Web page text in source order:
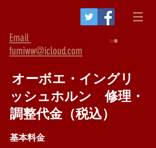
Email
fumiww@icloud.com
オーボエ・イングリ
ッシュホルン 修理・
調整代金（税込）
基本料金